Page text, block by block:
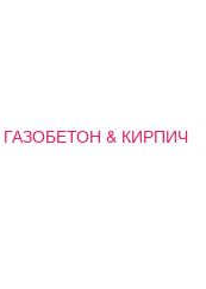
ГАЗОБЕТОН & КИРПИЧ